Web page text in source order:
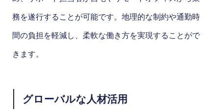
務を遂行することが可能です。地理的な制約や通勤時
間の負担を軽減し、柔軟な働き方を実現することがで
きます。
グローバルな人材活用